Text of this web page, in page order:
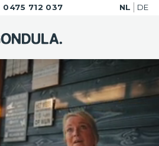
0475 712 037 NL DE